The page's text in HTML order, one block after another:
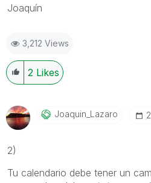
Joaquín
3,212 Views
2 Likes
Joaquin_Lazaro
2)
Tu calendario debe tener un